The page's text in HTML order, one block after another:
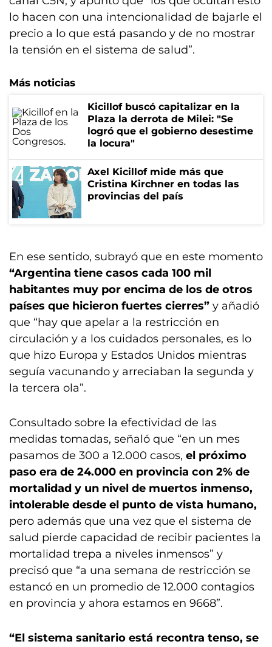
lo hacen con una intencionalidad de bajarle el
precio a lo que está pasando y de no mostrar
la tensión en el sistema de salud”.
Más noticias
Kicillof buscó capitalizar en la
Plaza la derrota de Milei: "Se
logró que el gobierno desestime
la locura"
Axel Kicillof mide más que
Cristina Kirchner en todas las
provincias del país
En ese sentido, subrayó que en este momento
“Argentina tiene casos cada 100 mil
habitantes muy por encima de los de otros
países que hicieron fuertes cierres” y añadió
que “hay que apelar a la restricción en
circulación y a los cuidados personales, es lo
que hizo Europa y Estados Unidos mientras
seguía vacunando y arreciaban la segunda y
la tercera ola”.
Consultado sobre la efectividad de las
medidas tomadas, señaló que “en un mes
pasamos de 300 a 12.000 casos, el próximo
paso era de 24.000 en provincia con 2% de
mortalidad y un nivel de muertos inmenso,
intolerable desde el punto de vista humano,
pero además que una vez que el sistema de
salud pierde capacidad de recibir pacientes la
mortalidad trepa a niveles inmensos” y
precisó que “a una semana de restricción se
estancó en un promedio de 12.000 contagios
en provincia y ahora estamos en 9668”.
“El sistema sanitario está recontra tenso, se